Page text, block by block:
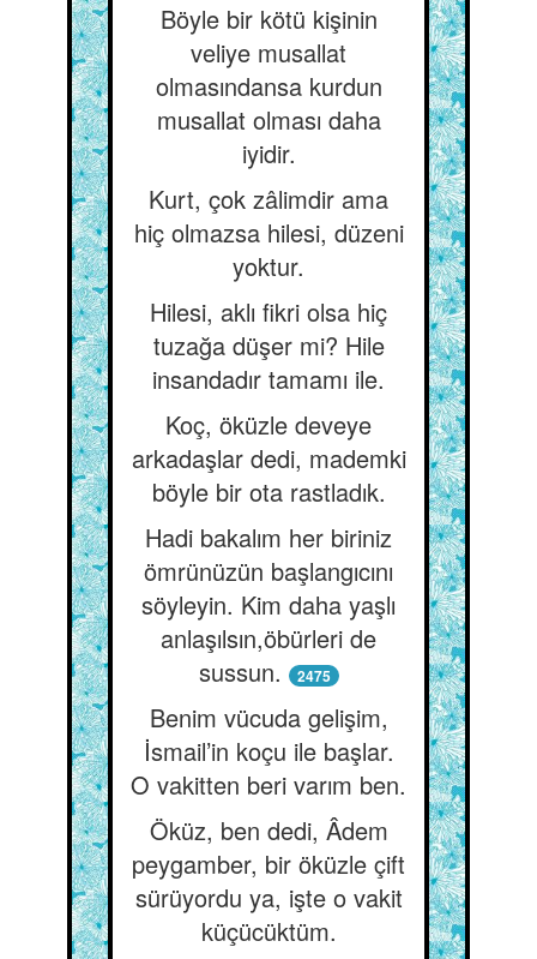
Böyle bir kötü kişinin
veliye musallat
olmasındansa kurdun
musallat olması daha
iyidir.
Kurt, çok zâlimdir ama
hiç olmazsa hilesi, düzeni
yoktur.
Hilesi, aklı fikri olsa hiç
tuzağa düşer mi? Hile
insandadır tamamı ile.
Koç, öküzle deveye
arkadaşlar dedi, mademki
böyle bir ota rastladık.
Hadi bakalım her biriniz
ömrünüzün başlangıcını
söyleyin. Kim daha yaşlı
anlaşılsın,öbürleri de
sussun.
2475
Benim vücuda gelişim,
İsmail’in koçu ile başlar.
O vakitten beri varım ben.
Öküz, ben dedi, Âdem
peygamber, bir öküzle çift
sürüyordu ya, işte o vakit
küçücüktüm.